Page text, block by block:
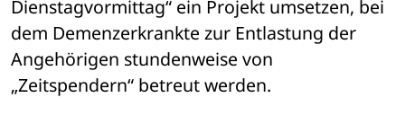
Dienstagvormittag“ ein Projekt umsetzen, bei
dem Demenzerkrankte zur Entlastung der
Angehörigen stundenweise von
„Zeitspendern“ betreut werden.